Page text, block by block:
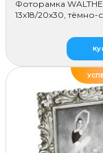
Фоторамка
13x18/20х30, тёмно-